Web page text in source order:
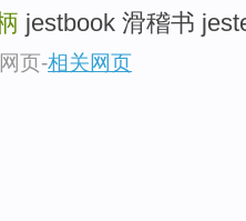
jestbook 滑稽书
页-相关网页